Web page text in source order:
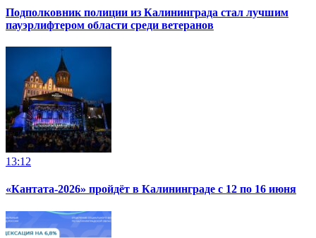
Подполковник полиции из Калининграда стал лучшим
пауэрлифтером области среди ветеранов
13:12
«Кантата-2026» пройдёт в Калининграде с 12 по 16 июня